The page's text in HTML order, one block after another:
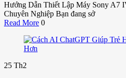
Hướng Dẫn Thiết Lập Máy Sony A7
Chuyên Nghiệp Bạn đang sở
Read More 0
25 Th2